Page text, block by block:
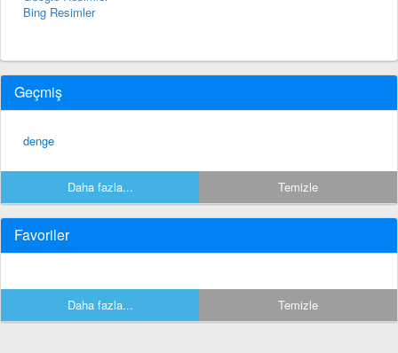
Bing Resimler
Geçmiş
denge
Daha fazla... Temizle
Favoriler
Daha fazla... Temizle